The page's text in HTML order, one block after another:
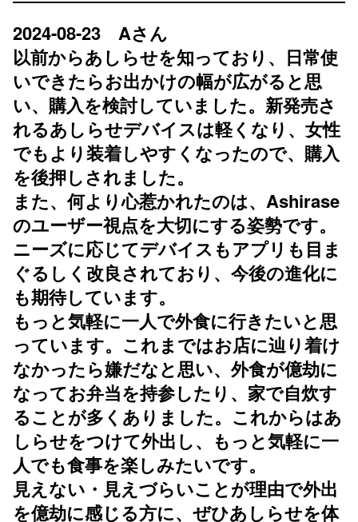
2024-08-23 Aさん
以前からあしらせを知っており、日常使
いできたらお出かけの幅が広がると思
い、購入を検討していました。新発売さ
れるあしらせデバイスは軽くなり、女性
でもより装着しやすくなったので、購入
を後押しされました。
また、何より心惹かれたのは、Ashirase
のユーザー視点を大切にする姿勢です。
ニーズに応じてデバイスもアプリも目ま
ぐるしく改良されており、今後の進化に
も期待しています。
もっと気軽に一人で外食に行きたいと思
っています。これまではお店に辿り着け
なかったら嫌だなと思い、外食が億劫に
なってお弁当を持参したり、家で自炊す
ることが多くありました。これからはあ
しらせをつけて外出し、もっと気軽に一
人でも食事を楽しみたいです。
見えない・見えづらいことが理由で外出
を億劫に感じる方に、ぜひあしらせを体